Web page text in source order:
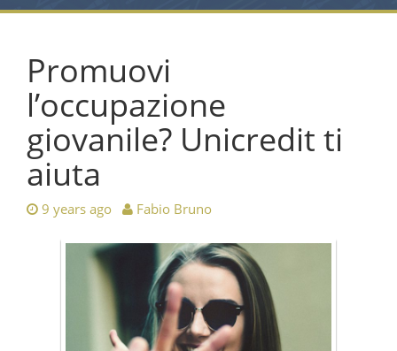
Promuovi
l’occupazione
giovanile? Unicredit ti
aiuta
9 years ago Fabio Bruno